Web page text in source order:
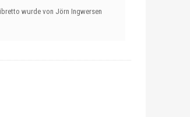
wurde von Jörn Ingwersen